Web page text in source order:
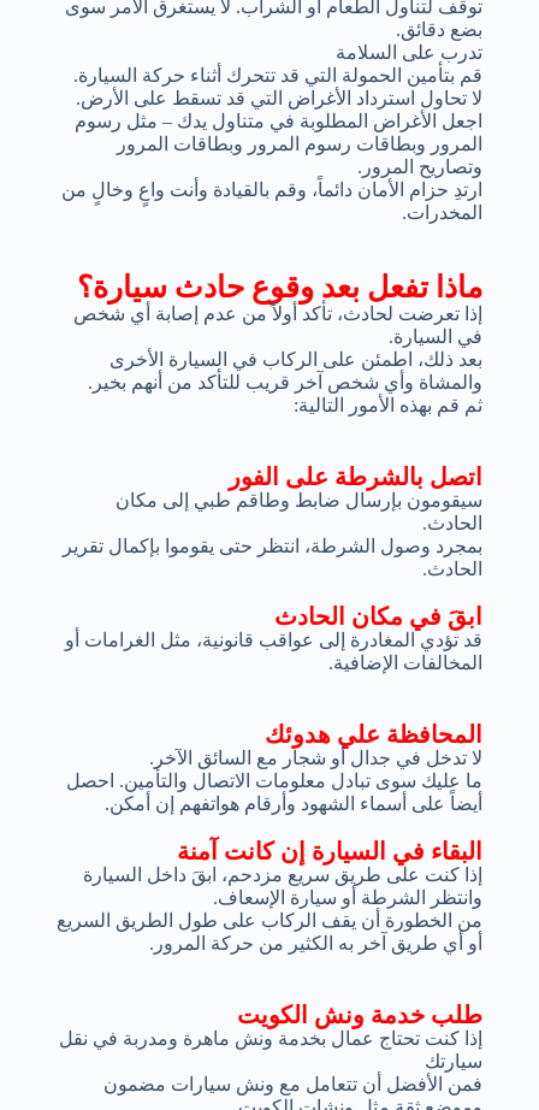
توقف لتناول الطعام أو الشراب. لا يستغرق الأمر سوى
بضع دقائق.
تدرب على السلامة
قم بتأمين الحمولة التي قد تتحرك أثناء حركة السيارة.
لا تحاول استرداد الأغراض التي قد تسقط على الأرض.
اجعل الأغراض المطلوبة في متناول يدك – مثل رسوم
المرور وبطاقات رسوم المرور وبطاقات المرور
وتصاريح المرور.
ارتدِ حزام الأمان دائماً، وقم بالقيادة وأنت واعٍ وخالٍ من
المخدرات.
ماذا تفعل بعد وقوع حادث سيارة؟
إذا تعرضت لحادث، تأكد أولاً من عدم إصابة أي شخص
في السيارة.
بعد ذلك، اطمئن على الركاب في السيارة الأخرى
والمشاة وأي شخص آخر قريب للتأكد من أنهم بخير.
ثم قم بهذه الأمور التالية:
ابقَ في مكان الحادث
قد تؤدي المغادرة إلى عواقب قانونية، مثل الغرامات أو
المخالفات الإضافية.
اتصل بالشرطة على الفور
سيقومون بإرسال ضابط وطاقم طبي إلى مكان
الحادث.
بمجرد وصول الشرطة، انتظر حتى يقوموا بإكمال تقرير
الحادث.
البقاء في السيارة إن كانت آمنة
إذا كنت على طريق سريع مزدحم، ابقَ داخل السيارة
وانتظر الشرطة أو سيارة الإسعاف.
من الخطورة أن يقف الركاب على طول الطريق السريع
أو أي طريق آخر به الكثير من حركة المرور.
المحافظة علي هدوئك
لا تدخل في جدال أو شجار مع السائق الآخر.
ما عليك سوى تبادل معلومات الاتصال والتأمين. احصل
أيضاً على أسماء الشهود وأرقام هواتفهم إن أمكن.
طلب خدمة ونش الكويت
إذا كنت تحتاج عمال بخدمة ونش ماهرة ومدربة في نقل
سيارتك
فمن الأفضل أن تتعامل مع ونش سيارات مضمون